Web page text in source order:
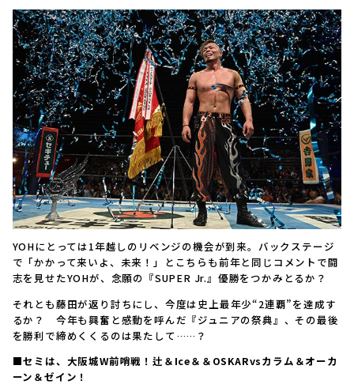
YOHにとっては1年越しのリベンジの機会が到来。バックステージ
で「かかって来いよ、未来！」とこちらも前年と同じコメントで闘
志を見せたYOHが、念願の『SUPER Jr.』優勝をつかみとるか？
それとも藤田が返り討ちにし、今度は史上最年少“2連覇”を達成す
るか？ 今年も興奮と感動を呼んだ『ジュニアの祭典』、その最後
を勝利で締めくくるのは果たして……？
■セミは、大阪城W前哨戦！辻＆Ice＆＆OSKARvsカラム＆オーカ
ーン＆ゼイン！